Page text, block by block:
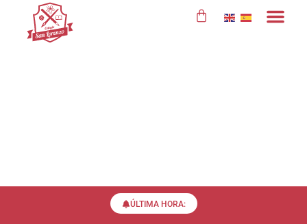
contenido
ÚLTIMA HORA: